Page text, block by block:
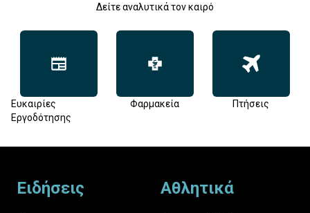
Δείτε αναλυτικά τον καιρό
Ευκαιρίες
Εργοδότησης
Φαρμακεία Πτήσεις
Ειδήσεις Αθλητικά